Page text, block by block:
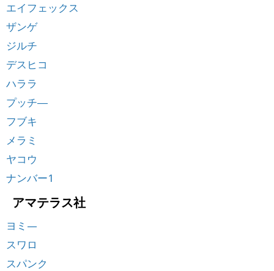
エイフェックス
ザンゲ
ジルチ
デスヒコ
ハララ
プッチ―
フブキ
メラミ
ヤコウ
ナンバー1
アマテラス社
ヨミ—
スワロ
スパンク